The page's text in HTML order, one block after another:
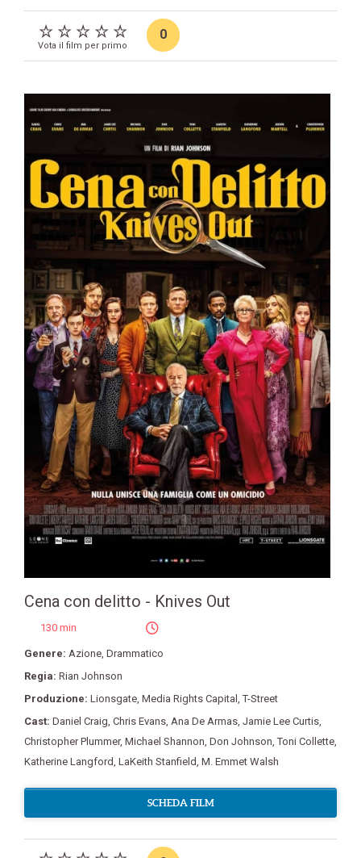
Vota il film per primo
0
Cena con delitto - Knives Out
130 min
Genere: Azione Drammatico
Regia: Rian Johnson
Produzione: Lionsgate Media Rights Capital ,T-Street
Cast: Daniel Craig Chris Evans Ana De Armas Jamie Lee Curtis
Christopher Plummer, Michael Shannon Don Johnson ,Toni Collette
Katherine Langford LaKeith Stanfield M. Emmet Walsh
SCHEDA FILM